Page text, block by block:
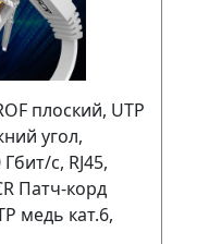
плоский, UTP
угол,
с, RJ45,
Патч-корд
медь кат.6,